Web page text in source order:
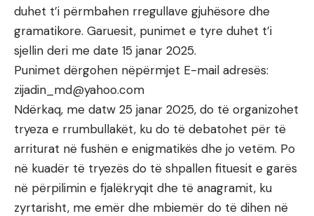
duhet t’i përmbahen rregullave gjuhësore dhe
gramatikore. Garuesit, punimet e tyre duhet t’i
sjellin deri me date 15 janar 2025.
Punimet dërgohen nëpërmjet E-mail adresës:
zijadin_md@yahoo.com
Ndërkaq, me datw 25 janar 2025, do të organizohet
tryeza e rrumbullakët, ku do të debatohet për të
arriturat në fushën e enigmatikës dhe jo vetëm. Po
në kuadër të tryezës do të shpallen fituesit e garës
në përpilimin e fjalëkryqit dhe të anagramit, ku
zyrtarisht, me emër dhe mbiemër do të dihen në